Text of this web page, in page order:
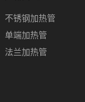
不锈钢加热管
单端加热管
法兰加热管